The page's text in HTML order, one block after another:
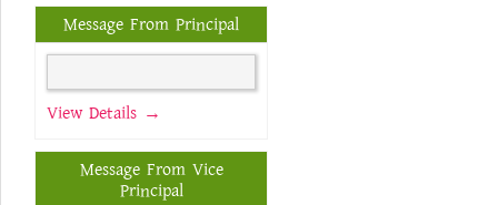
Message From Principal
View Details →
Message From Vice
Principal